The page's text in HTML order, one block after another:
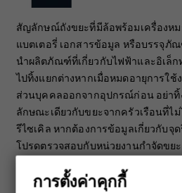
สัญลักษณ์ถังขยะที่มีล้อพร้อมเครื่องห
แบตเตอรี่ เอกสารข้อมูล หรือบรรจุภั
นำผลิตภัณฑ์ที่เกี่ยวกับไฟฟ้าและอิเล็ก
ไปทิ้งแยกต่างหากเมื่อหมดอายุการใ
ส่วนบุคคลออกจากอุปกรณ์ก่อน อย่า
ลักษณะเดียวกับขยะจากครัวเรือนที่ไ
รีไซเคิล หากต้องการข้อมูลเกี่ยวกับจุ
โปรดตรวจสอบกับหน่วยงานกำจัดข
ประเทศของคุณได้ที่
การตั้งค่าคุกกี้